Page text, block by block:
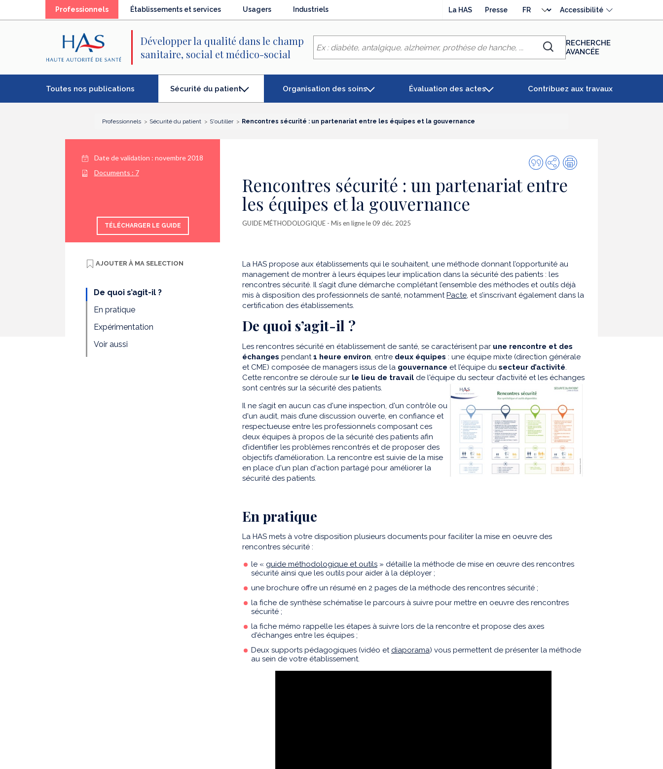
Professionnels(élémentÉtablissements et services Usagers Industriels La HAS Presse
langue
Accessibilité
Développer la qualité dans le champ
sanitaire, social et médico-social
Chercher
RECHERCHE
AVANCÉE
Toutes nos publications Sécurité du patient
(élément
séléctionné)
Organisation des soins Évaluation des actes Contribuez aux travaux
Professionnels Sécurité du patient S'outiller Rencontres sécurité : un partenariat entre les équipes et la gouvernance
Date de validation : novembre 2018
Documents : 7
TÉLÉCHARGER LE GUIDE
AJOUTER À MA SELECTION
De quoi s’agit-il ?
En pratique
Expérimentation
Voir aussi
Citer
cette
publication
PartagerImpression
Rencontres sécurité : un partenariat entre
les équipes et la gouvernance
GUIDE MÉTHODOLOGIQUE - Mis en ligne le 09 déc. 2025
La HAS propose aux établissements qui le souhaitent, une méthode donnant l’opportunité au
management de montrer à leurs équipes leur implication dans la sécurité des patients : les
rencontres sécurité. Il s’agit d’une démarche complétant l’ensemble des méthodes et outils déjà
mis à disposition des professionnels de santé, notammentPacte, et s’inscrivant également dans la
certification des établissements.
De quoi s’agit-il ?
Les rencontres sécurité en établissement de santé, se caractérisent par une rencontre et des
échanges pendant 1 heure environ , entre deux équipes : une équipe mixte (direction générale
et CME) composée de managers issus de la gouvernance et l’équipe du secteur d’activité
Cette rencontre se déroule sur le lieu de travail de l'équipe du secteur d’activité et les échanges
sont centrés sur la sécurité des patients.
Il ne s’agit en aucun cas d'une inspection, d'un contrôle ou
d'un audit, mais d’une discussion ouverte, en confiance et
respectueuse entre les professionnels composant ces
deux équipes à propos de la sécurité des patients afin
d’identifier les problèmes rencontrés et de proposer des
objectifs d’amélioration. La rencontre est suivie de la mise
en place d'un plan d'action partagé pour améliorer la
sécurité des patients.
En pratique
La HAS mets à votre disposition plusieurs documents pour faciliter la mise en oeuvre des
rencontres sécurité :
le « guide méthodologique et outils » détaille la méthode de mise en œuvre des rencontres
sécurité ainsi que les outils pour aider à la déployer ;
une brochure offre un résumé en 2 pages de la méthode des rencontres sécurité ;
la fiche de synthèse schématise le parcours à suivre pour mettre en oeuvre des rencontres
sécurité ;
la fiche mémo rappelle les étapes à suivre lors de la rencontre et propose des axes
d'échanges entre les équipes ;
Deux supports pédagogiques (vidéo et diaporama) vous permettent de présenter la méthode
au sein de votre établissement.